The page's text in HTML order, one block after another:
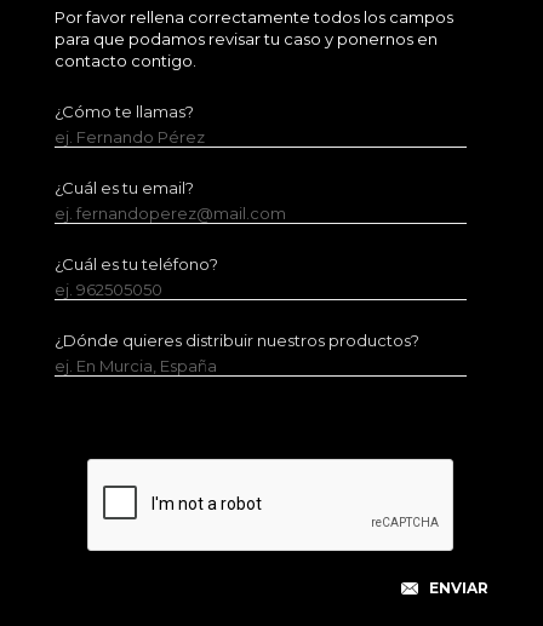
Por favor rellena correctamente todos los campos
para que podamos revisar tu caso y ponernos en
contacto contigo.
¿Cómo te llamas?
ej. Fernando Pérez
¿Cuál es tu email?
ej. fernandoperez@mail.com
¿Cuál es tu teléfono?
ej. 962505050
¿Dónde quieres distribuir nuestros productos?
ej. En Murcia, España